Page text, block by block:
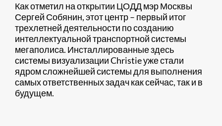
Как отметил на открытии ЦОДД мэр Москвы
Сергей Собянин, этот центр – первый итог
трехлетней деятельности по созданию
интеллектуальной транспортной системы
мегаполиса. Инсталлированные здесь
системы визуализации Christie уже стали
ядром сложнейшей системы для выполнения
самых ответственных задач как сейчас, так и в
будущем.